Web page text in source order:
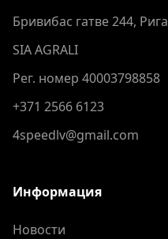
Бривибас гатве 244, Рига
SIA AGRALI
Рег. номер 40003798858
+371 2566 6123
4speedlv@gmail.com
Информация
Новости